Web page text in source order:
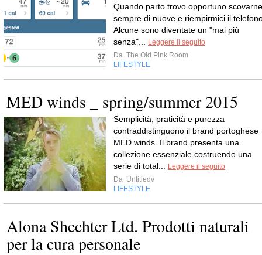
Quando parto trovo opportuno scovarne
sempre di nuove e riempirmici il
Alcune sono diventate un "mai più
senza"...
Leggere il seguito
Da The Old Pink Room
LIFESTYLE
MED winds _ spring/summer 2015
Semplicità, praticità e purezza
contraddistinguono il brand portoghese
MED winds. Il brand presenta una
collezione essenziale costruendo una
serie di total...
Leggere il seguito
Da Untitledv
LIFESTYLE
Alona Shechter Ltd. Prodotti naturali
per la cura personale